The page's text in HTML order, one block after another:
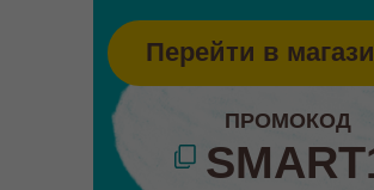
ПРОМОКОД
Перейти в